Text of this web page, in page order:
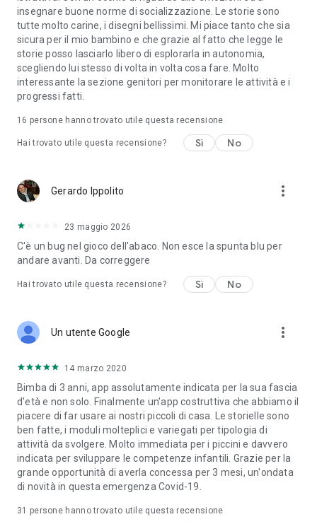
🌍 IDEALE PER VIAGGI (FUNZIONA OFFLINE)
Perfetta per non perdere i progressi fatti a scuola durante
l'estate o i lunghi viaggi:
•Senza Internet:Scarica i contenuti e gioca ovunque, anche
in auto o in aereo.
• Area Genitori:
Segui i progressi e personalizza il percorso di
studio.
•Mom's Choice Awards®
•Privacy Garantita
- Conforme GDPR (Nessun dato ceduto)
•Bollino COPPA- Standard Sicurezza Internazionale
Scarica Smart Tales: Giochi Scuola 2-11 oggi!
scuola divertendoti.
insegnare buone norme di socializzazione. Le storie sono
tutte molto carine, i disegni bellissimi. Mi piace tanto che sia
sicura per il mio bambino e che grazie al fatto che legge le
storie posso lasciarlo libero di esplorarla in autonomia,
scegliendo lui stesso di volta in volta cosa fare. Molto
interessante la sezione genitori per monitorare le attività e i
progressi fatti.
16 persone hanno trovato utile questa recensione
Hai trovato utile questa recensione? Sì No
Gerardo Ippolito more_vert
23 maggio 2026
C'è un bug nel gioco dell'abaco. Non esce la spunta blu per
andare avanti. Da correggere
Hai trovato utile questa recensione? Sì No
Un utente Google more_vert
14 marzo 2020
Bimba di 3 anni, app assolutamente indicata per la sua fascia
d'età e non solo. Finalmente un'app costruttiva che abbiamo il
piacere di far usare ai nostri piccoli di casa. Le storielle sono
ben fatte, i moduli molteplici e variegati per tipologia di
attività da svolgere. Molto immediata per i piccini e davvero
indicata per sviluppare le competenze infantili. Grazie per la
grande opportunità di averla concessa per 3 mesi, un'ondata
di novità in questa emergenza Covid-19.
31 persone hanno trovato utile questa recensione